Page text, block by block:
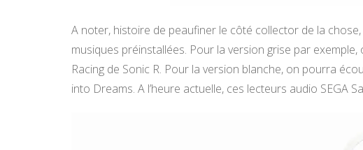
A noter, histoire de peaufiner le côté collector de la
musiques préinstallées. Pour la version grise par
Racing de Sonic R. Pour la version blanche, on pourra
into Dreams. A l’heure actuelle, ces lecteurs audio SEGA